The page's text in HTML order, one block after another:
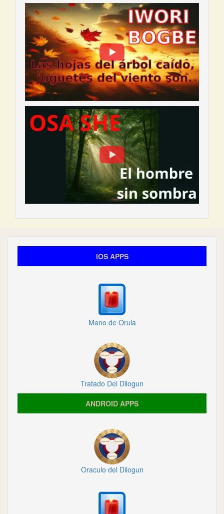
IOS APPS
Mano de Orula
Tratado Del Dilogun
ANDROID APPS
Oraculo del Dilogun